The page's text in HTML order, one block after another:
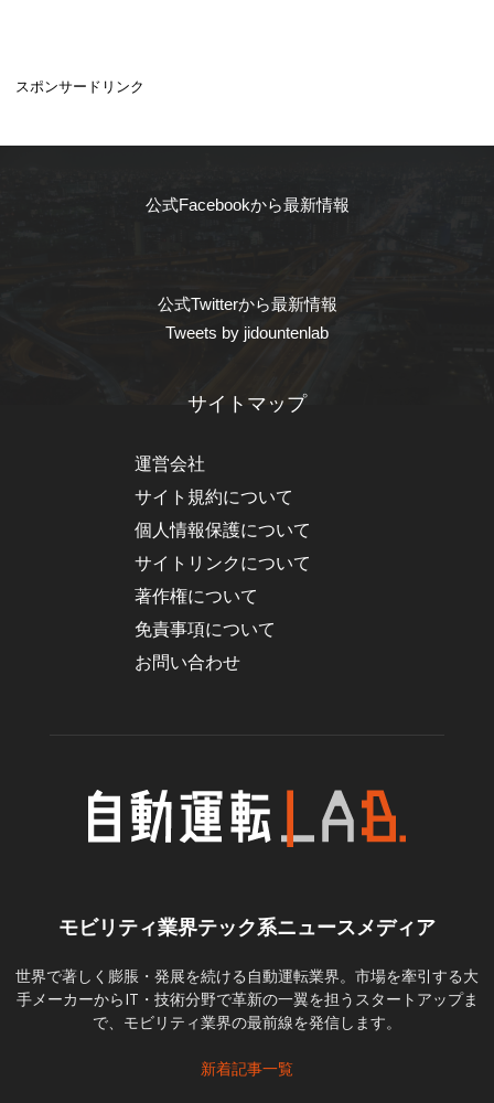
スポンサードリンク
公式Facebookから最新情報
公式Twitterから最新情報
Tweets by jidountenlab
サイトマップ
運営会社
サイト規約について
個人情報保護について
サイトリンクについて
著作権について
免責事項について
お問い合わせ
モビリティ業界テック系ニュースメディア
世界で著しく膨脹・発展を続ける自動運転業界。市場を牽引する大
手メーカーからIT・技術分野で革新の一翼を担うスタートアップま
で、モビリティ業界の最前線を発信します。
新着記事一覧